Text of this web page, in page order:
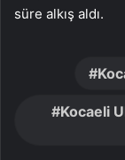
süre alkış aldı.
Kocaeli